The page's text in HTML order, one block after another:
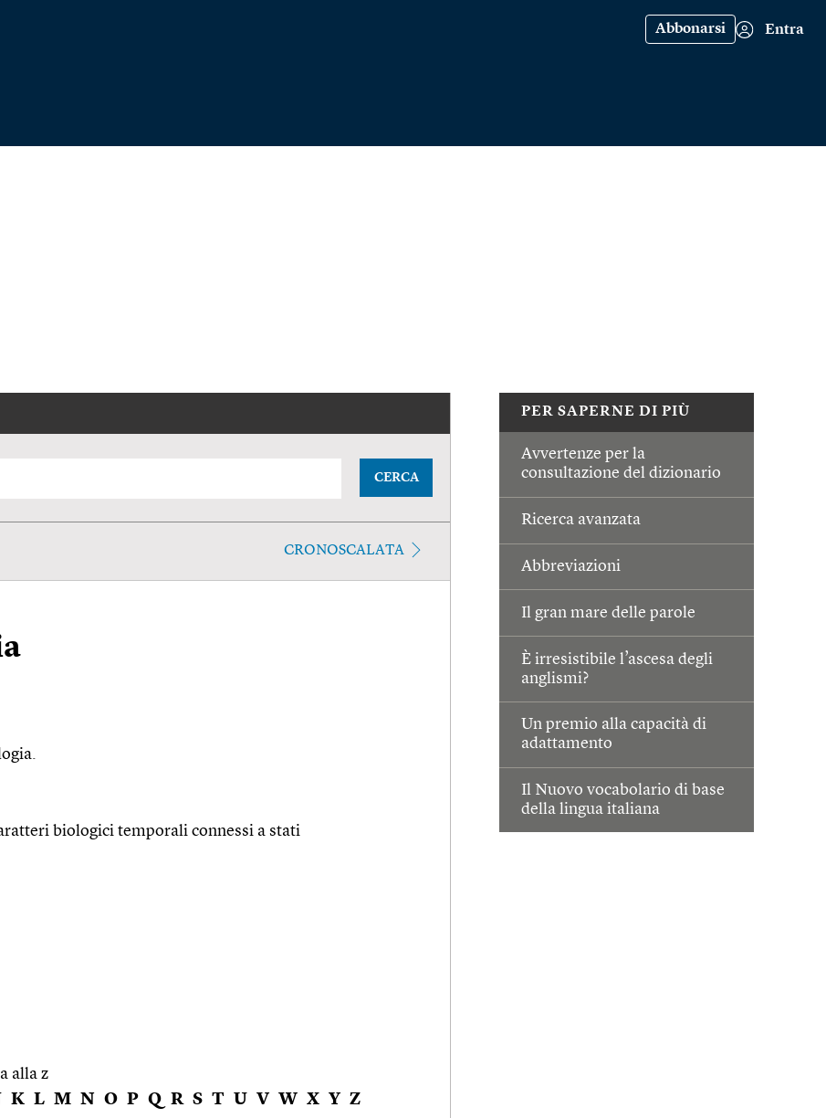
Abbonarsi Entra
PER SAPERNE DI PIÙ
Avvertenze per la
consultazione del dizionario
Ricerca avanzata
Abbreviazioni
Il gran mare delle parole
È irresistibile l’ascesa degli
anglismi?
Un premio alla capacità di
adattamento
Il Nuovo vocabolario di base
della lingua italiana
CERCA
CRONOSCALATA
biologici temporali connessi a stati
alla z
K L M N O P Q R S T U V W X Y Z